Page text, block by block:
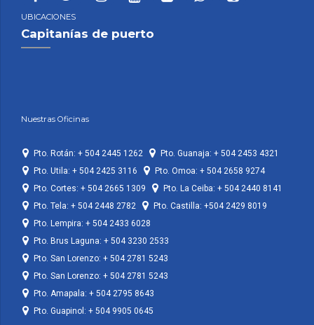
UBICACIONES
Capitanías de puerto
Nuestras Oficinas
Pto. Rotán: + 504 2445 1262
Pto. Guanaja: + 504 2453 4321
Pto. Utila: + 504 2425 3116
Pto. Omoa: + 504 2658 9274
Pto. Cortes: + 504 2665 1309
Pto. La Ceiba: + 504 2440 8141
Pto. Tela: + 504 2448 2782
Pto. Castilla: +504 2429 8019
Pto. Lempira: + 504 2433 6028
Pto. Brus Laguna: + 504 3230 2533
Pto. San Lorenzo: + 504 2781 5243
Pto. San Lorenzo: + 504 2781 5243
Pto. Amapala: + 504 2795 8643
Pto. Guapinol: + 504 9905 0645